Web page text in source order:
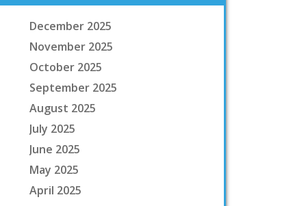
December 2025
November 2025
October 2025
September 2025
August 2025
July 2025
June 2025
May 2025
April 2025